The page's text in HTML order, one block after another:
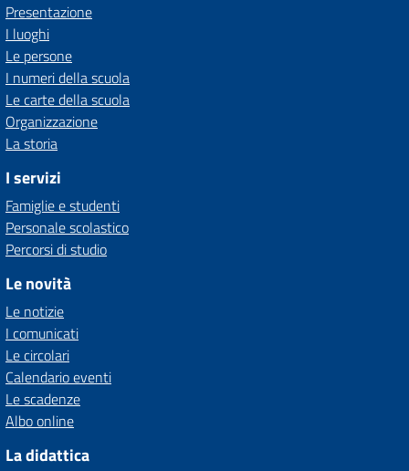
Presentazione
I luoghi
Le persone
I numeri della scuola
Le carte della scuola
Organizzazione
La storia
I servizi
Famiglie e studenti
Personale scolastico
Percorsi di studio
Le novità
Le notizie
I comunicati
Le circolari
Calendario eventi
Le scadenze
Albo online
La didattica